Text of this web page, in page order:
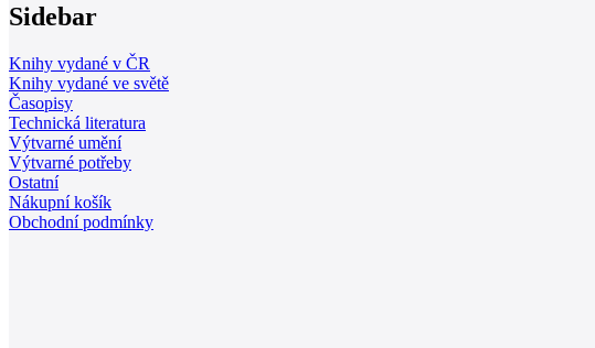
Sidebar
Knihy vydané v ČR
Knihy vydané ve světě
Časopisy
Technická literatura
Výtvarné umění
Výtvarné potřeby
Ostatní
Nákupní košík
Obchodní podmínky